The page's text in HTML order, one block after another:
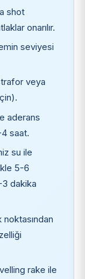
shot
onarılır.
seviyesi
veya
aderans
4 saat.
su ile
5-6
dakika
noktasından
rake ile